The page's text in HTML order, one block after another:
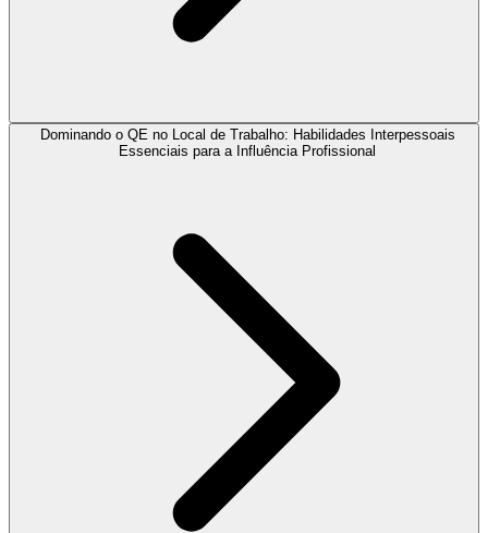
Dominando o QE no Local de Trabalho: Habilidades Interpessoais
Essenciais para a Influência Profissional